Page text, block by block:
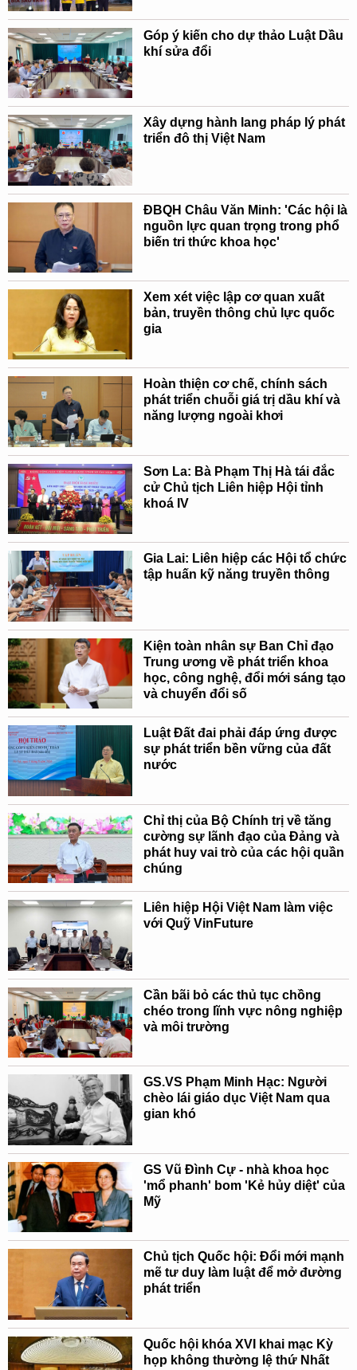
Góp ý kiến cho dự thảo Luật Dầu
khí sửa đổi
Xây dựng hành lang pháp lý phát
triển đô thị Việt Nam
ĐBQH Châu Văn Minh: 'Các hội là
nguồn lực quan trọng trong phổ
biến tri thức khoa học'
Xem xét việc lập cơ quan xuất
bản, truyền thông chủ lực quốc
gia
Hoàn thiện cơ chế, chính sách
phát triển chuỗi giá trị dầu khí và
năng lượng ngoài khơi
Sơn La: Bà Phạm Thị Hà tái đắc
cử Chủ tịch Liên hiệp Hội tỉnh
khoá IV
Gia Lai: Liên hiệp các Hội tổ chức
tập huấn kỹ năng truyền thông
Kiện toàn nhân sự Ban Chỉ đạo
Trung ương về phát triển khoa
học, công nghệ, đổi mới sáng tạo
và chuyển đổi số
Luật Đất đai phải đáp ứng được
sự phát triển bền vững của đất
nước
Chỉ thị của Bộ Chính trị về tăng
cường sự lãnh đạo của Đảng và
phát huy vai trò của các hội quần
chúng
Liên hiệp Hội Việt Nam làm việc
với Quỹ VinFuture
Cần bãi bỏ các thủ tục chồng
chéo trong lĩnh vực nông nghiệp
và môi trường
GS.VS Phạm Minh Hạc: Người
chèo lái giáo dục Việt Nam qua
gian khó
GS Vũ Đình Cự - nhà khoa học
'mổ phanh' bom 'Kẻ hủy diệt' của
Mỹ
Chủ tịch Quốc hội: Đổi mới mạnh
mẽ tư duy làm luật để mở đường
phát triển
Quốc hội khóa XVI khai mạc Kỳ
họp không thường lệ thứ Nhất